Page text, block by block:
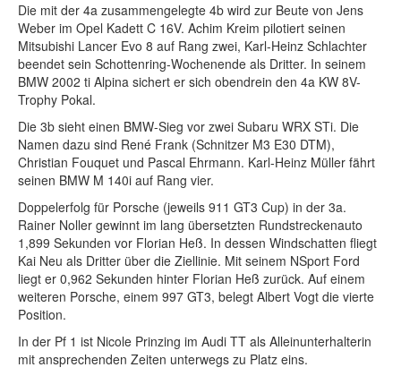
Die mit der 4a zusammengelegte 4b wird zur Beute von Jens
Weber im Opel Kadett C 16V. Achim Kreim pilotiert seinen
Mitsubishi Lancer Evo 8 auf Rang zwei, Karl-Heinz Schlachter
beendet sein Schottenring-Wochenende als Dritter. In seinem
BMW 2002 ti Alpina sichert er sich obendrein den 4a KW 8V-
Trophy Pokal.
Die 3b sieht einen BMW-Sieg vor zwei Subaru WRX STi. Die
Namen dazu sind René Frank (Schnitzer M3 E30 DTM),
Christian Fouquet und Pascal Ehrmann. Karl-Heinz Müller fährt
seinen BMW M 140i auf Rang vier.
Doppelerfolg für Porsche (jeweils 911 GT3 Cup) in der 3a.
Rainer Noller gewinnt im lang übersetzten Rundstreckenauto
1,899 Sekunden vor Florian Heß. In dessen Windschatten fliegt
Kai Neu als Dritter über die Ziellinie. Mit seinem NSport Ford
liegt er 0,962 Sekunden hinter Florian Heß zurück. Auf einem
weiteren Porsche, einem 997 GT3, belegt Albert Vogt die vierte
Position.
In der Pf 1 ist Nicole Prinzing im Audi TT als Alleinunterhalterin
mit ansprechenden Zeiten unterwegs zu Platz eins.